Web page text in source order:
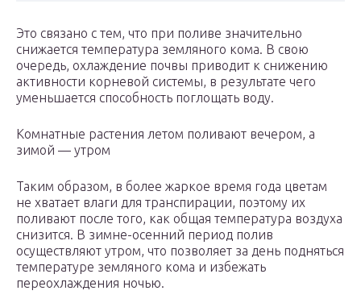
Это связано с тем, что при поливе значительно
снижается температура земляного кома. В свою
очередь, охлаждение почвы приводит к снижению
активности корневой системы, в результате чего
уменьшается способность поглощать воду.
Комнатные растения летом поливают вечером, а
зимой — утром
Таким образом, в более жаркое время года цветам
не хватает влаги для транспирации, поэтому их
поливают после того, как общая температура воздуха
снизится. В зимне-осенний период полив
осуществляют утром, что позволяет за день подняться
температуре земляного кома и избежать
переохлаждения ночью.